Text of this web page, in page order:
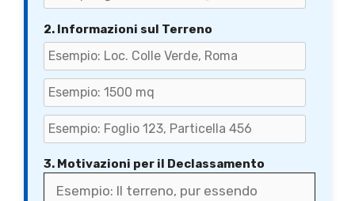
2. Informazioni sul Terreno
3. Motivazioni per il Declassamento